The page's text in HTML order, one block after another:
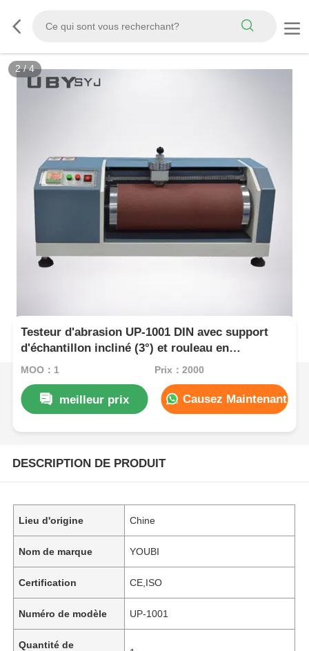
3/4
Testeur d'abrasion UP-1001 DIN avec support
d'échantillon incliné (3°) et rouleau en
mouvement latéral pour l'essai du caoutchouc et
MOQ：1 Prix：2000
meilleur prix Causez Maintenant
DESCRIPTION DE PRODUIT
Lieu d'origine Chine
Nom de marque YOUBI
Certification CE,ISO
Numéro de modèle UP-1001
Quantité de